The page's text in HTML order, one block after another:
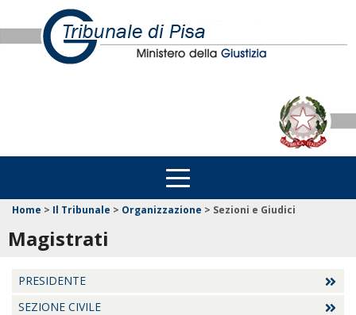
Home > Il Tribunale > Organizzazione > Sezioni e Giudici
Magistrati
PRESIDENTE
SEZIONE CIVILE